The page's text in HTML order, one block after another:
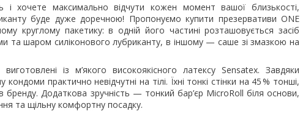
і хочете максимально відчути кожен момент вашої близькості,
буде дуже доречною! Пропонуємо купити презервативи ONE
круглому пакетику: в одній його частині розташовується засіб
та шаром силіконового лубриканту, в іншому — саше зі змазкою на
із м’якого високоякісного латексу Sensatex. Завдяки
кондоми практично невідчутні на тілі. Їхні тонкі стінки на 45 % тонші,
бренду. Додаткова зручність — тонкий бар’єр MicroRoll біля основи,
та щільну комфортну посадку.